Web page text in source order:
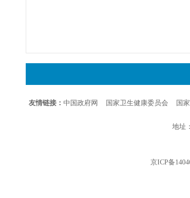
友情链接： 中国政府网 国家卫生健康委员会 国
地址
京ICP备